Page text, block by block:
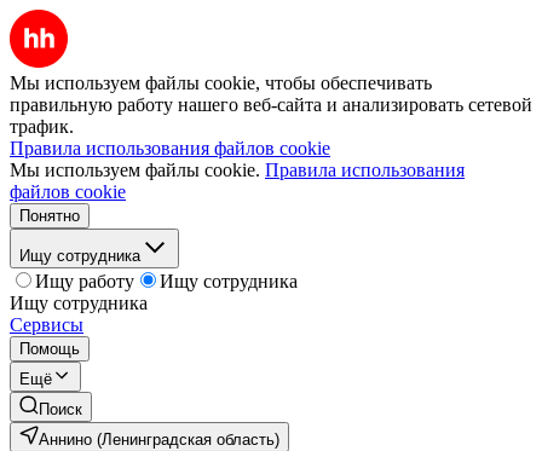
Мы используем файлы cookie, чтобы обеспечивать
правильную работу нашего веб-сайта и анализировать сетевой
трафик.
Правила использования файлов cookie
Мы используем файлы cookie. Правила использования
файлов cookie
Понятно
Ищу сотрудника
Ищу работу
Ищу сотрудника
Ищу сотрудника
Сервисы
Помощь
Ещё
Поиск
Аннино (Ленинградская область)